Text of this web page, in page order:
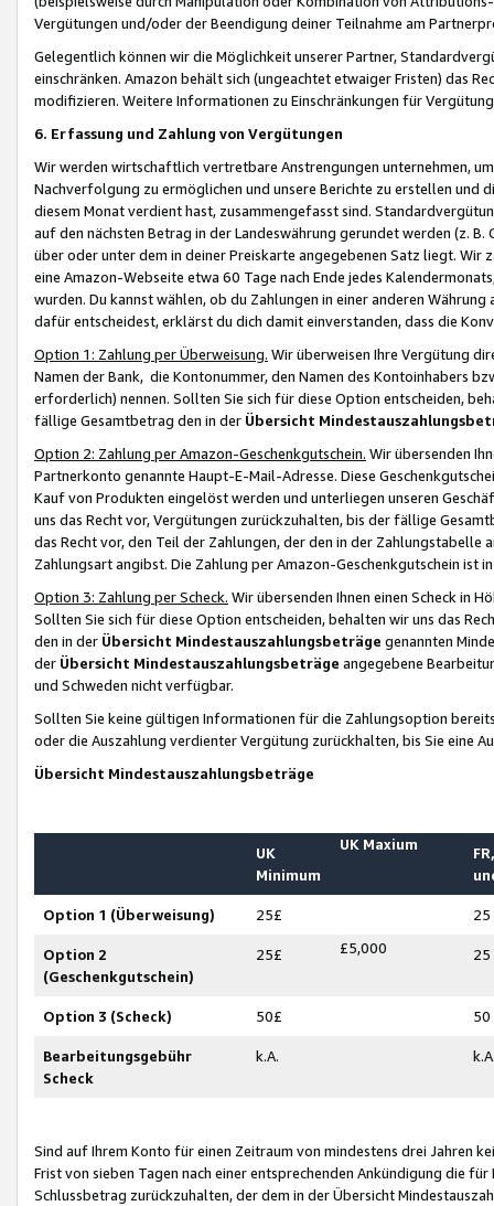
Vergütungen und/oder der Beendigung deiner Teilnahme am
Gelegentlich können wir die Möglichkeit unserer Partner,
einschränken. Amazon behält sich (ungeachtet etwaiger Fristen) das
modifizieren. Weitere Informationen zu Einschränkungen für
6. Erfassung und Zahlung von Vergütungen
Wir werden wirtschaftlich vertretbare Anstrengungen unternehmen,
Nachverfolgung zu ermöglichen und unsere Berichte zu erstellen und
diesem Monat verdient hast, zusammengefasst sind.
auf den nächsten Betrag in der Landeswährung gerundet werden (z.
über oder unter dem in deiner Preiskarte angegebenen Satz liegt.
eine Amazon-Webseite etwa 60 Tage nach Ende jedes
wurden. Du kannst wählen, ob du Zahlungen in einer anderen
dafür entscheidest, erklärst du dich damit einverstanden, dass die
Option 1: Zahlung per Überweisung. Wir überweisen Ihre Vergütung
Namen der Bank, die Kontonummer, den Namen des Kontoinhabers
erforderlich) nennen. Sollten Sie sich für diese Option entscheiden,
fällige Gesamtbetrag den in der Übersicht
Option 2: Zahlung per Amazon-Geschenkgutschein. Wir übersenden
Partnerkonto genannte Haupt-E-Mail-Adresse. Diese
Kauf von Produkten eingelöst werden und unterliegen unseren
uns das Recht vor, Vergütungen zurückzuhalten, bis der fällige
das Recht vor, den Teil der Zahlungen, der den in der
Zahlungsart angibst. Die Zahlung per Amazon-Geschenkgutschein ist
Option 3: Zahlung per Scheck. Wir übersenden Ihnen einen Scheck in
Sollten Sie sich für diese Option entscheiden, behalten wir uns das
den in der Übersicht Mindestauszahlungsbeträge genannten
der Übersicht Mindestauszahlungsbeträge angegebene
und Schweden nicht verfügbar.
Sollten Sie keine gültigen Informationen für die Zahlungsoption
oder die Auszahlung verdienter Vergütung zurückhalten, bis Sie
Übersicht Mindestauszahlungsbeträge
UK
Minimum
UK Maxium
Option 1 (Überweisung) 25£ 25
Option 2
(Geschenkgutschein)
25£ £5,000 25
Option 3 (Scheck) 50£ 50
Bearbeitungsgebühr
Scheck
k.A.
Sind auf Ihrem Konto für einen Zeitraum von mindestens drei Jahren
Frist von sieben Tagen nach einer entsprechenden Ankündigung die
Schlussbetrag zurückzuhalten, der dem in der Übersicht